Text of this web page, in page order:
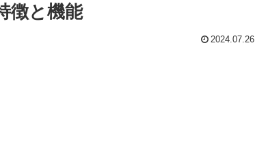
徴と機能
2024.07.26